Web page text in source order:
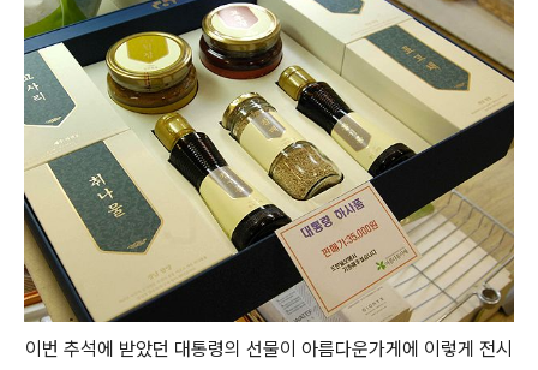
이번 추석에 받았던 대통령의 선물이 아름다운가게에 이렇게 전시